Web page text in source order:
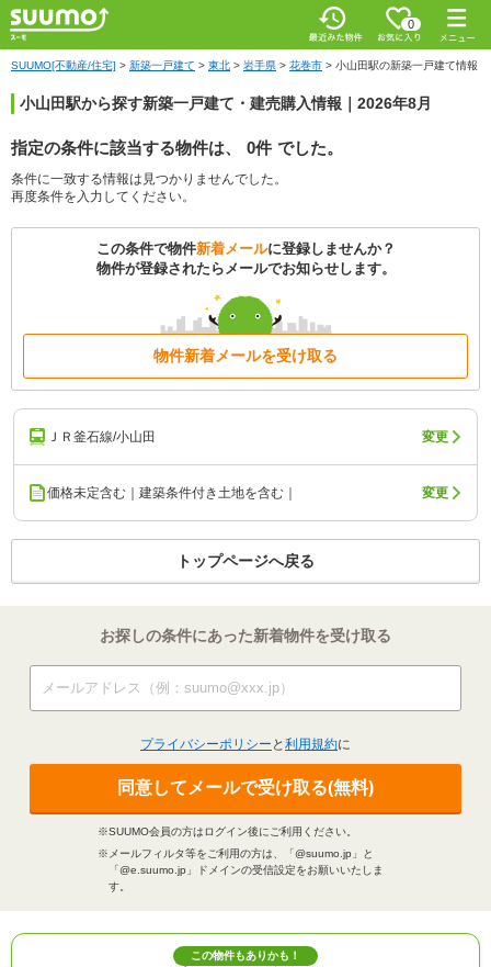
0
SUUMO[不動産/住宅] > 新築一戸建て > 東北 > 岩手県 > 花巻市 > 小山田駅の新築一戸建て情報
小山田駅から探す新築一戸建て・建売購入情報｜2026年8月
指定の条件に該当する物件は、 0件 でした。
条件に一致する情報は見つかりませんでした。
再度条件を入力してください。
この条件で物件新着メールに登録しませんか？
物件が登録されたらメールでお知らせします。
物件新着メールを受け取る
ＪＲ釜石線/小山田 変更
価格未定含む｜建築条件付き土地を含む｜ 変更
トップページへ戻る
お探しの条件にあった新着物件を受け取る
プライバシーポリシー と 利用規約に
同意してメールで受け取る(無料)
※SUUMO会員の方はログイン後にご利用ください。
※メールフィルタ等をご利用の方は、「@suumo.jp」と
「@e.suumo.jp」ドメインの受信設定をお願いいたしま
す。
この物件もありかも！